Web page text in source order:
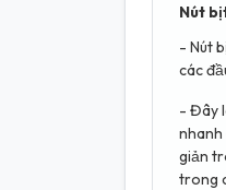
Nút
- Nút
các
- Đây
nhanh
giản
trong